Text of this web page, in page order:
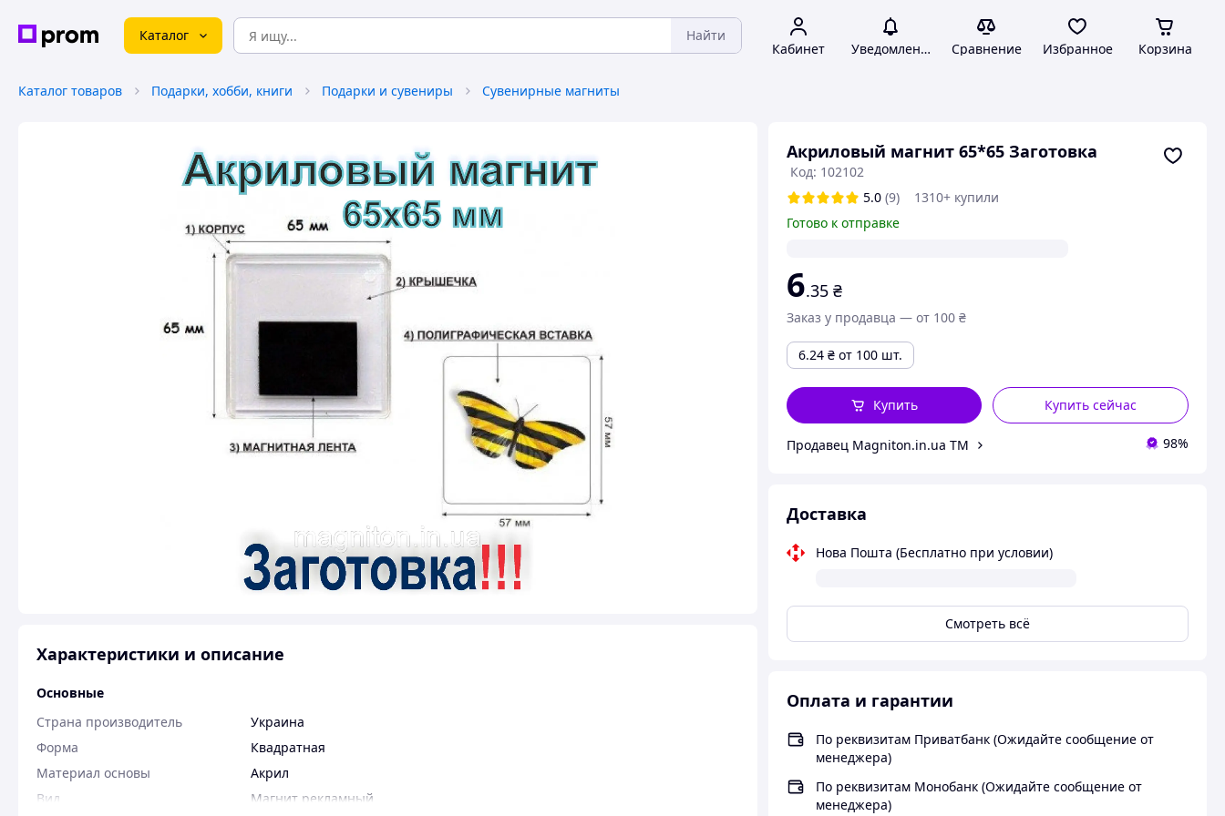
Каталог Найти
Кабинет Уведомления Сравнение Избранное Корзина
Каталог товаров Подарки, хобби, книги Подарки и сувениры Сувенирные магниты
Акриловый магнит 65*65 Заготовка
Код: 102102
5.0 (9)
1310+ купили
Готово к отправке
6.35 ₴
Заказ у продавца — от 100 ₴
6.24 ₴ от 100 шт.
Купить сейчас
Купить
Продавец Magniton.in.ua ТМ 98%
Доставка
Нова Пошта (Бесплатно при условии)
Смотреть всё
Оплата и гарантии
По реквизитам Приватбанк (Ожидайте сообщение от
менеджера)
По реквизитам Монобанк (Ожидайте сообщение от
менеджера)
Характеристики и описание
Основные
Страна производитель
Украина
Форма
Квадратная
Материал основы
Акрил
Вид
Магнит рекламный